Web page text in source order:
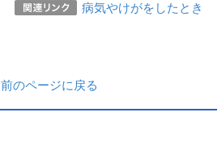
病気やけがをしたとき
前のページに戻る